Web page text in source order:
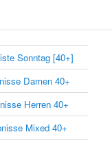
Sonntag [40+]
Damen 40+
Herren 40+
Mixed 40+